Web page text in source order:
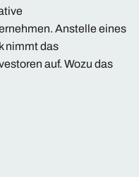
Anstelle eines
nimmt das
auf. Wozu das